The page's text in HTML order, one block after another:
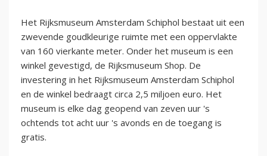
Het Rijksmuseum Amsterdam Schiphol bestaat uit een
zwevende goudkleurige ruimte met een oppervlakte
van 160 vierkante meter. Onder het museum is een
winkel gevestigd, de Rijksmuseum Shop. De
investering in het Rijksmuseum Amsterdam Schiphol
en de winkel bedraagt circa 2,5 miljoen euro. Het
museum is elke dag geopend van zeven uur 's
ochtends tot acht uur 's avonds en de toegang is
gratis.